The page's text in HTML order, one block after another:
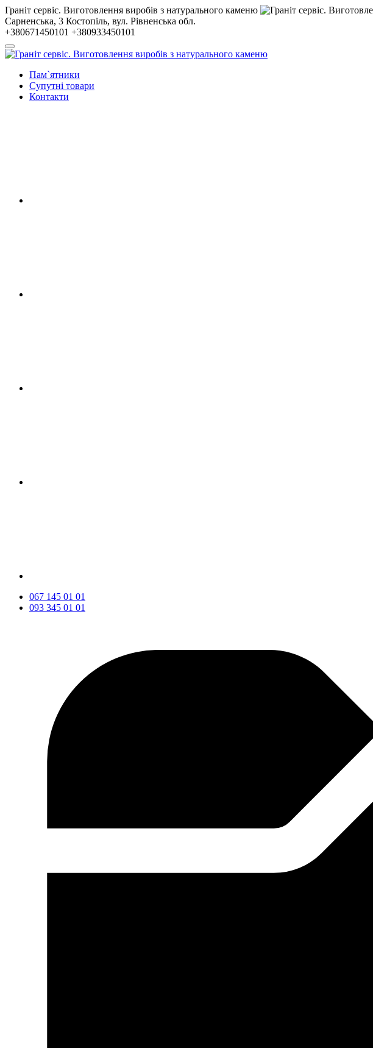
Гранiт сервiс. Виготовлення виробів з натурального каменю
Сарненська, 3 Костопiль, вул. Рiвненська обл.
+380671450101 +380933450101
Пам`ятники
Супутні товари
Контакти
067 145 01 01
093 345 01 01